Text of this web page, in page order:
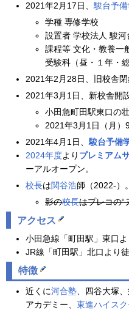
2021年2月17日、 駿台予
学種 専修学校
設置者 学校法人 駿河
課程等 文化・教養一
受験科（昼・１年・
2021年2月28日、旧校舎閉
2021年3月1日、新校舎開設
小田急町田駅東口の
2021年3月1日（月）
2021年4月1日、 駿台予備
2024年度より プレミアム
ーアルオープン。
校長は関谷浩師（2022-）。
影の校長はプレコの“
アクセス
小田急線「町田駅」東口
JR線「町田駅」北口より
特徴
近くに河合塾 、四谷大塚
アカデミー、 東進ハイス